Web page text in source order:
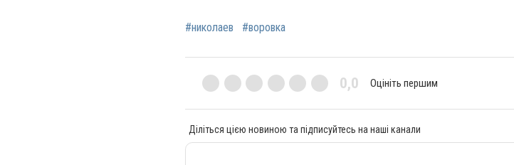
#николаев #воровка
0,0 Оцініть першим
Діліться цією новиною та підписуйтесь на наші канали